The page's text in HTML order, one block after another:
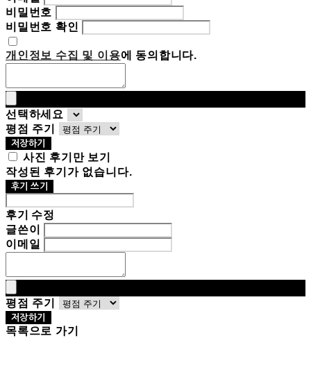
비밀번호
비밀번호 확인
개인정보 수집 및 이용에 동의합니다.
선택하세요
평점 주기
저장하기
사진 후기만 보기
작성된 후기가 없습니다.
후기 쓰기
후기 수정
글쓴이
이메일
평점 주기
저장하기
목록으로 가기